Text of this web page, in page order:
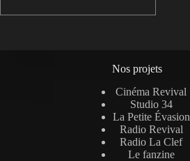
Nos projets
Cinéma Revival
Studio 34
La Petite Évasion
Radio Revival
Radio La Clef
Le fanzine